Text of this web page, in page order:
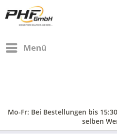
Menü
Mo-Fr: Bei Bestellungen bis
selben